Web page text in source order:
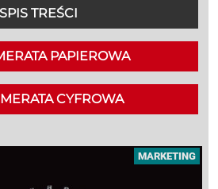
SPIS TREŚCI
PAPIEROWA
CYFROWA
MARKETING